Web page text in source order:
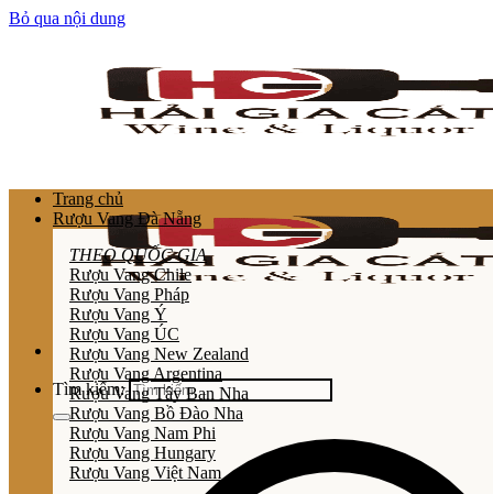
Bỏ qua nội dung
Tìm kiếm:
Trang chủ
Rượu Vang Đà Nẵng
THEO QUỐC GIA
Rượu Vang Chile
Rượu Vang Pháp
Rượu Vang Ý
Rượu Vang ÚC
Rượu Vang New Zealand
Rượu Vang Argentina
Rượu Vang Tây Ban Nha
Rượu Vang Bồ Đào Nha
Rượu Vang Nam Phi
Rượu Vang Hungary
Rượu Vang Việt Nam